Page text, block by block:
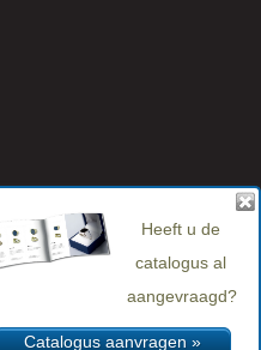
- KvK: 60 802 618 - Gratis
Heeft u de
catalogus al
aangevraagd?
Catalogus aanvragen »